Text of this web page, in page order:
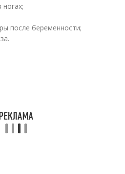
ногах;
после беременности;